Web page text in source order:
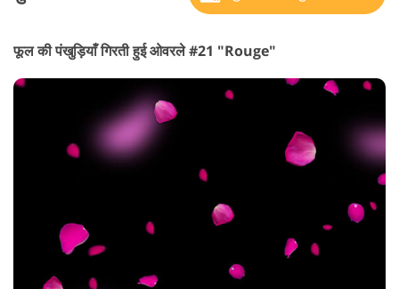
फूल की पंखुड़ियाँ गिरती हुई ओवरले #21 "Rouge"